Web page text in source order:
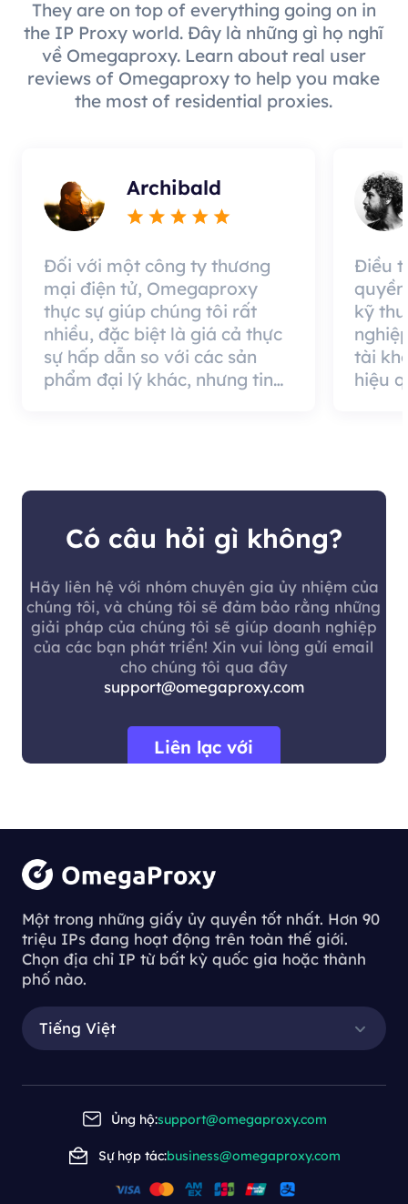
They are on top of everything going on in
the IP Proxy world. Đây là những gì họ nghĩ
về Omegaproxy. Learn about real user
reviews of Omegaproxy to help you make
the most of residential proxies.
Archibald
Đối với một công ty thương
mại điện tử, Omegaproxy
thực sự giúp chúng tôi rất
nhiều, đặc biệt là giá cả thực
sự hấp dẫn so với các sản
phẩm đại lý khác, nhưng tin
Điều
kỹ
tài
hiệu
Có câu hỏi gì không?
Hãy liên hệ với nhóm chuyên gia ủy nhiệm của
chúng tôi, và chúng tôi sẽ đảm bảo rằng những
giải pháp của chúng tôi sẽ giúp doanh nghiệp
của các bạn phát triển! Xin vui lòng gửi email
cho chúng tôi qua đây
support@omegaproxy.com
Liên lạc với
Một trong những giấy ủy quyền tốt nhất. Hơn 90
triệu IPs đang hoạt động trên toàn thế giới.
Chọn địa chỉ IP từ bất kỳ quốc gia hoặc thành
phố nào.
Tiếng Việt
Ủng hộ:support@omegaproxy.com
Sự hợp tác:business@omegaproxy.com